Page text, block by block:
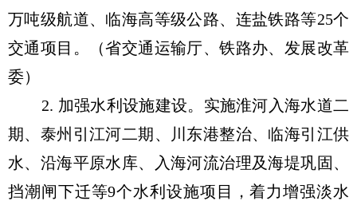
万吨级航道、临海高等级公路、连盐铁路等25个
交通项目。（省交通运输厅、铁路办、发展改革
委）
2. 加强水利设施建设。实施淮河入海水道二
期、泰州引江河二期、川东港整治、临海引江供
水、沿海平原水库、入海河流治理及海堤巩固、
挡潮闸下迁等9个水利设施项目，着力增强淡水